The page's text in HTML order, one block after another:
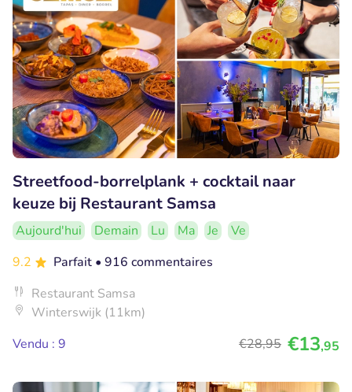
Streetfood-borrelplank + cocktail naar
keuze bij Restaurant Samsa
Aujourd'hui Demain Lu Ma Je
Ve
9.2
Parfait • 916 commentaires
Restaurant Samsa
Winterswijk (11km)
Vendu : 9
€28,95 €13,95